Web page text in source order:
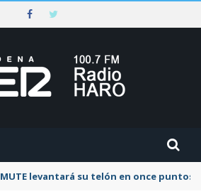
Rescatado un ciclista accidentado en un